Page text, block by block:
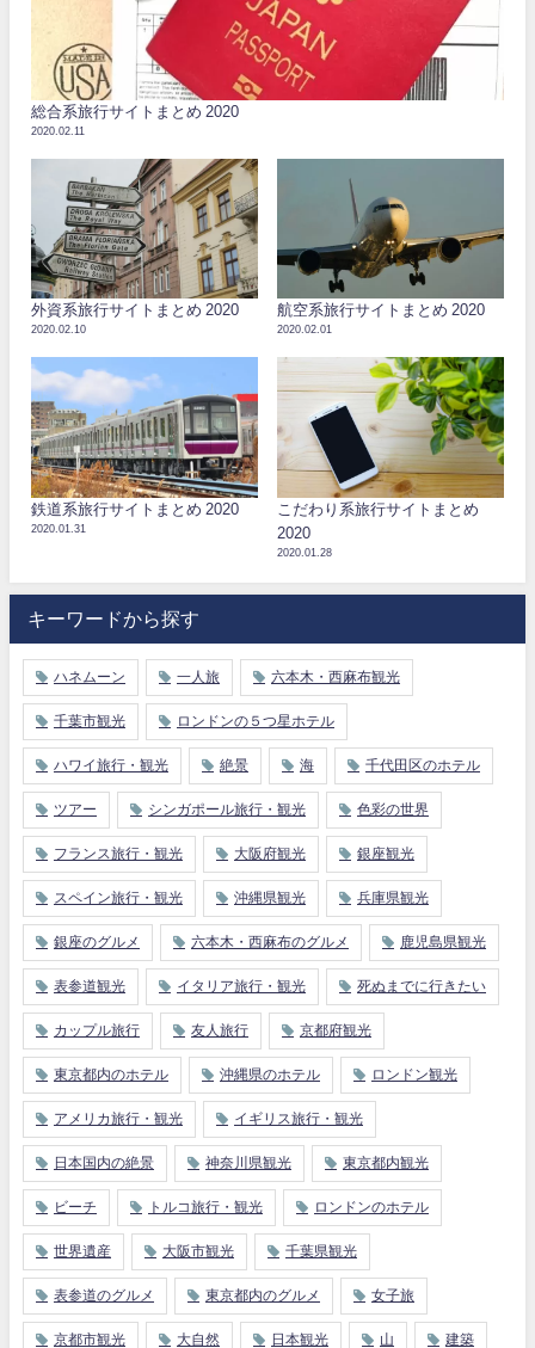
総合系旅行サイトまとめ 2020
2020.02.11
外資系旅行サイトまとめ 2020
2020.02.10
航空系旅行サイトまとめ 2020
2020.02.01
鉄道系旅行サイトまとめ 2020
2020.01.31
こだわり系旅行サイトまとめ
2020
2020.01.28
キーワードから探す
ハネムーン 一人旅 六本木・西麻布観光
千葉市観光 ロンドンの５つ星ホテル
ハワイ旅行・観光 絶景 海 千代田区のホテル
ツアー シンガポール旅行・観光 色彩の世界
フランス旅行・観光 大阪府観光 銀座観光
スペイン旅行・観光 沖縄県観光 兵庫県観光
銀座のグルメ 六本木・西麻布のグルメ 鹿児島県観光
表参道観光 イタリア旅行・観光 死ぬまでに行きたい
カップル旅行 友人旅行 京都府観光
東京都内のホテル 沖縄県のホテル ロンドン観光
アメリカ旅行・観光 イギリス旅行・観光
日本国内の絶景 神奈川県観光 東京都内観光
ビーチ トルコ旅行・観光 ロンドンのホテル
世界遺産 大阪市観光 千葉県観光
表参道のグルメ 東京都内のグルメ 女子旅
京都市観光 大自然 日本観光 山 建築